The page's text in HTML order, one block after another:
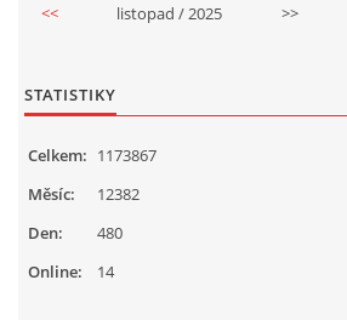
<< listopad / 2025 >>
STATISTIKY
Online: 14
Celkem: 1173867
Měsíc:
12382
Den:
480